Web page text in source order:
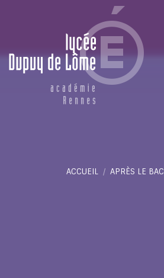
Vous êtes ici :
ACCUEIL APRÈS LE BAC